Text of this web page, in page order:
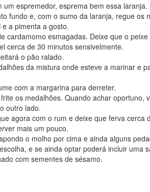
espremedor, esprema bem essa laranja.
fundo e, com o sumo da laranja, regue os
a pimenta a gosto.
cardamomo esmagadas. Deixe que o
cerca de 30 minutos sensivelmente.
o pão ralado.
da mistura onde esteve a marinar e
com a margarina para derreter.
os medalhões. Quando achar oportuno,
outro lado.
agora com o rum e deixe que ferva cerca
mais um pouco.
o molho por cima e ainda alguns
e se ainda optar poderá incluir uma
com sementes de sésamo.